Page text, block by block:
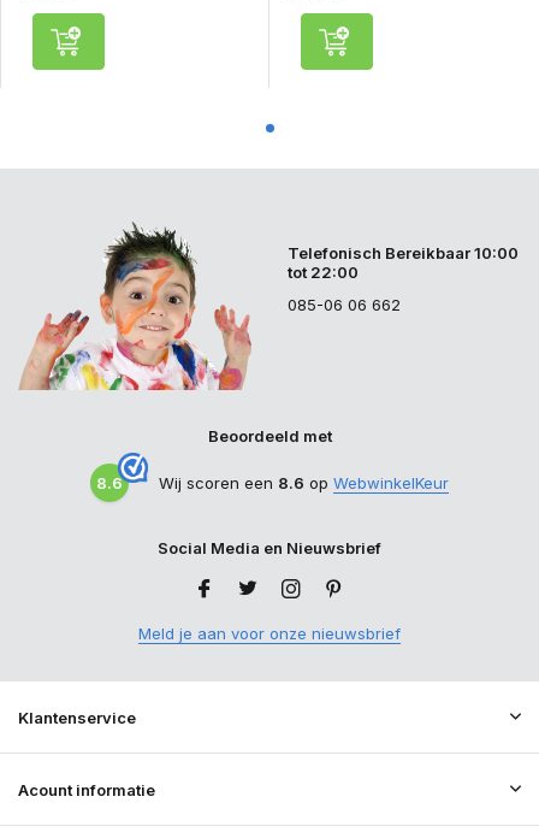
Telefonisch Bereikbaar 10:00
tot 22:00
085-06 06 662
Beoordeeld met
8.6 Wij scoren een 8.6 op WebwinkelKeur
Social Media en Nieuwsbrief
Meld je aan voor onze nieuwsbrief
Klantenservice
Acount informatie